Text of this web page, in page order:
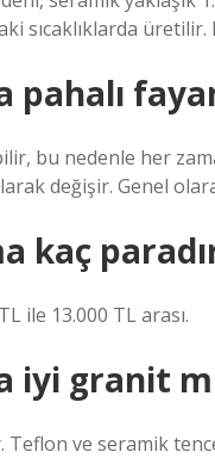
sıcaklıklarda
bu nedenle her
değişir. Genel
kaç
ile 13.000 TL arası.
iyi granit
Teflon ve seramik